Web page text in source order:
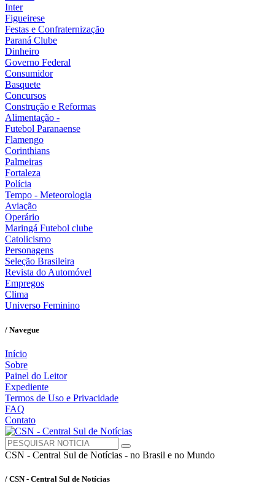
Inter
Figueirese
Festas e Confraternização
Paraná Clube
Dinheiro
Governo Federal
Consumidor
Basquete
Concursos
Construção e Reformas
Alimentação -
Futebol Paranaense
Flamengo
Corinthians
Palmeiras
Fortaleza
Polícia
Tempo - Meteorologia
Aviação
Operário
Maringá Futebol clube
Catolicismo
Personagens
Seleção Brasileira
Revista do Automóvel
Empregos
Clima
Universo Feminino
/ Navegue
Início
Sobre
Painel do Leitor
Expediente
Termos de Uso e Privacidade
FAQ
Contato
CSN - Central Sul de Notícias - no Brasil e no Mundo
/ CSN - Central Sul de Notícias